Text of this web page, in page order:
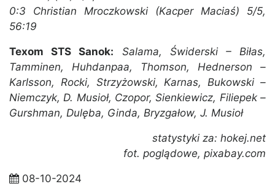
0:3 Christian Mroczkowski (Kacper Maciaś) 5/5,
56:19
Texom STS Sanok:
Salama, Świderski – Biłas,
Tamminen, Huhdanpaa, Thomson, Hednerson –
Karlsson, Rocki, Strzyżowski, Karnas, Bukowski –
Niemczyk, D. Musioł, Czopor, Sienkiewicz, Filiepek –
Gurshman, Dulęba, Ginda, Bryzgałow, J. Musioł
statystyki za: hokej.net
fot. poglądowe, pixabay.com
08-10-2024